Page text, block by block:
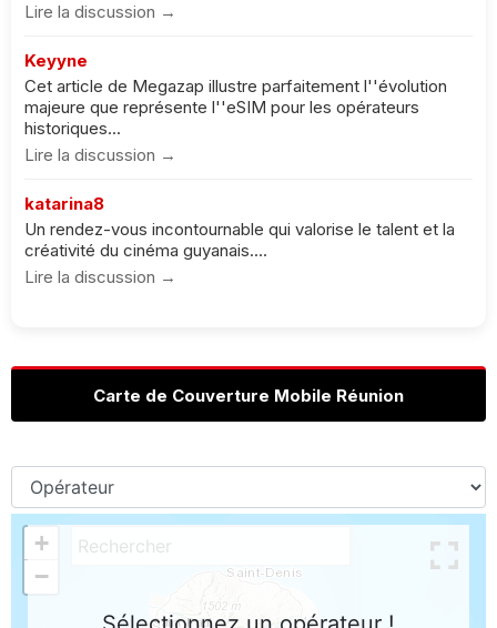
Lire la discussion →
Keyyne
Cet article de Megazap illustre parfaitement l''évolution
majeure que représente l''eSIM pour les opérateurs
historiques...
Lire la discussion →
katarina8
Un rendez-vous incontournable qui valorise le talent et la
créativité du cinéma guyanais....
Lire la discussion →
Carte de Couverture Mobile Réunion